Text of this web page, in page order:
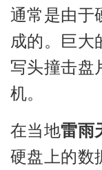
通常是由于
成的。巨大
写头撞击盘
机。
在当地雷雨
硬盘上的数